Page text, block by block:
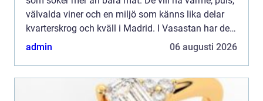
välvalda viner och en miljö som känns lika delar
kvarterskrog och kväll i Madrid. I Vasastan har den
här typen av restauranger blivit en självklar del...
admin 06 augusti 2026